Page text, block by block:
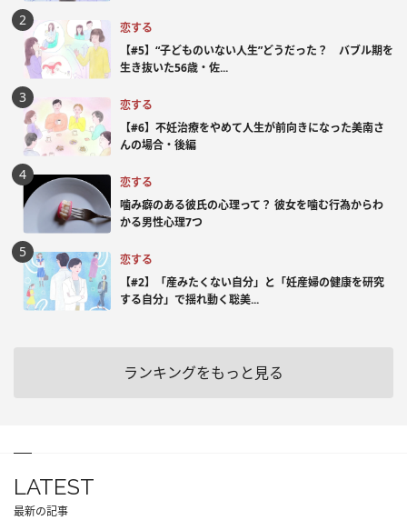
恋する
【#5】“子どものいない人生”どうだった？ バブル期を
生き抜いた56歳・佐...
恋する
【#6】不妊治療をやめて人生が前向きになった美南さ
んの場合・後編
恋する
噛み癖のある彼氏の心理って？ 彼女を噛む行為からわ
かる男性心理7つ
恋する
【#2】「産みたくない自分」と「妊産婦の健康を研究
する自分」で揺れ動く聡美...
ランキングをもっと見る
LATEST
最新の記事